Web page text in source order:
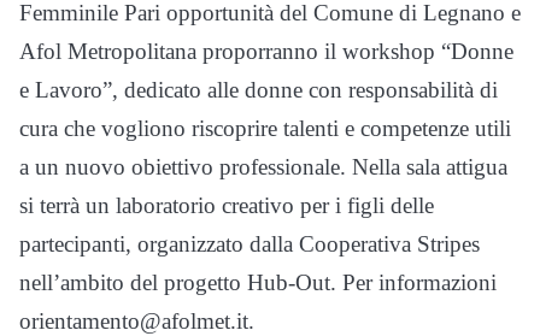
Femminile Pari opportunità del Comune di Legnano e
Afol Metropolitana proporranno il workshop “Donne
e Lavoro”, dedicato alle donne con responsabilità di
cura che vogliono riscoprire talenti e competenze utili
a un nuovo obiettivo professionale. Nella sala attigua
si terrà un laboratorio creativo per i figli delle
partecipanti, organizzato dalla Cooperativa Stripes
nell’ambito del progetto Hub-Out. Per informazioni
orientamento@afolmet.it.